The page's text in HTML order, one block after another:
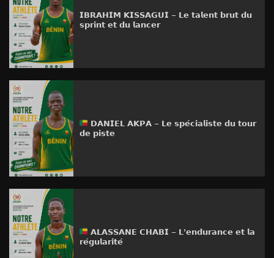
𝗜𝗕𝗥𝗔𝗛𝗜𝗠 𝗞𝗜𝗦𝗦𝗔𝗚𝗨𝗜 – 𝗟𝗲 𝘁𝗮𝗹𝗲𝗻𝘁 𝗯𝗿𝘂𝘁 𝗱𝘂
𝘀𝗽𝗿𝗶𝗻𝘁 𝗲𝘁 𝗱𝘂 𝗹𝗮𝗻𝗰𝗲𝗿
𝗗𝗔𝗡𝗜𝗘𝗟 𝗔𝗞𝗣𝗔 – 𝗟𝗲 𝘀𝗽𝗲́𝗰𝗶𝗮𝗹𝗶𝘀𝘁𝗲 𝗱𝘂 𝘁𝗼𝘂𝗿
𝗱𝗲 𝗽𝗶𝘀𝘁𝗲
𝗔𝗟𝗔𝗦𝗦𝗔𝗡𝗘 𝗖𝗛𝗔𝗕𝗜 – 𝗟’𝗲𝗻𝗱𝘂𝗿𝗮𝗻𝗰𝗲 𝗲𝘁 𝗹𝗮
𝗿𝗲́𝗴𝘂𝗹𝗮𝗿𝗶𝘁𝗲́